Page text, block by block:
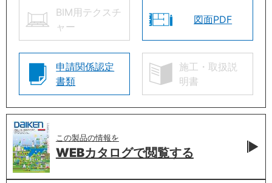
BIM用テクスチ
ャー
図面PDF
申請関係認定
書類
施工・取扱説
明書
この製品の情報を
WEBカタログで閲覧する